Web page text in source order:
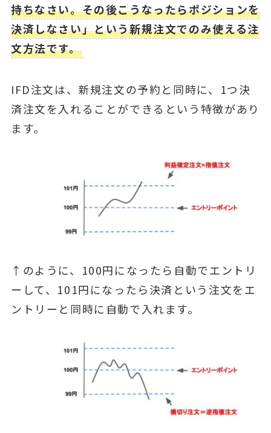
持ちなさい。その後こうなったらポジションを
決済しなさい」という新規注文でのみ使える注
文方法です。
IFD注文は、新規注文の予約と同時に、1つ決
済注文を入れることができるという特徴があり
ます。
↑のように、100円になったら自動でエントリ
ーして、101円になったら決済という注文をエ
ントリーと同時に自動で入れます。